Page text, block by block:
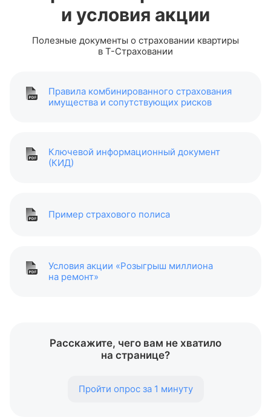
и условия акции
Полезные документы о страховании квартиры
в Т-Страховании
Правила комбинированного страхования
имущества и сопутствующих рисков
Ключевой информационный документ
(КИД)
Пример страхового полиса
Условия акции «Розыгрыш миллиона
на ремонт»
Расскажите, чего вам не хватило
на странице?
Пройти опрос за 1 минуту